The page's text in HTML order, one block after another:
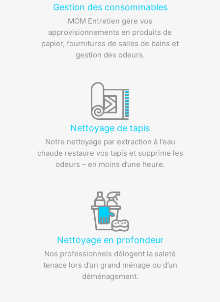
Gestion des consommables
MOM Entretien gère vos
approvisionnements en produits de
papier, fournitures de salles de bains et
gestion des odeurs.
Nettoyage de tapis
Notre nettoyage par extraction à l’eau
chaude restaure vos tapis et supprime les
odeurs – en moins d’une heure.
Nettoyage en profondeur
Nos professionnels délogent la saleté
tenace lors d’un grand ménage ou d’un
déménagement.